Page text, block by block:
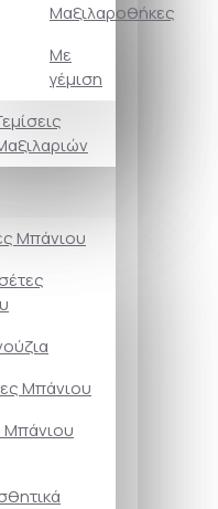
Μαξιλαροθήκες
Με
γέμιση
Mπάνιου
Mπάνιου
Mπάνιου